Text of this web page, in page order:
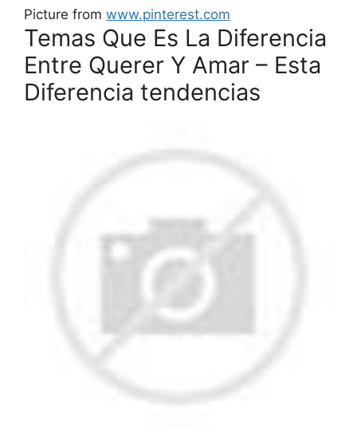
Picture from www.pinterest.com
Temas Que Es La Diferencia
Entre Querer Y Amar – Esta
Diferencia tendencias